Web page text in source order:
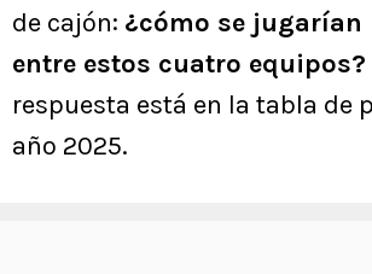
de cajón: ¿cómo se jugarían
entre estos cuatro equipos?
respuesta está en la tabla de
año 2025.